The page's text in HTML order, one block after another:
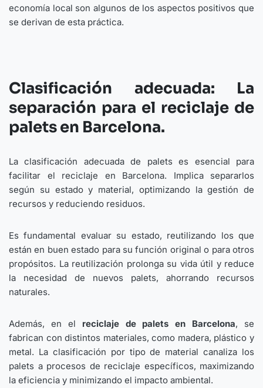
economía local son algunos de los aspectos positivos que
se derivan de esta práctica.
Clasificación adecuada: La
separación para el reciclaje de
palets en Barcelona.
La clasificación adecuada de palets es esencial para
facilitar el reciclaje en Barcelona. Implica separarlos
según su estado y material, optimizando la gestión de
recursos y reduciendo residuos.
Es fundamental evaluar su estado, reutilizando los que
están en buen estado para su función original o para otros
propósitos. La reutilización prolonga su vida útil y reduce
la necesidad de nuevos palets, ahorrando recursos
naturales.
Además, en el reciclaje de palets en Barcelona, se
fabrican con distintos materiales, como madera, plástico y
metal. La clasificación por tipo de material canaliza los
palets a procesos de reciclaje específicos, maximizando
la eficiencia y minimizando el impacto ambiental.